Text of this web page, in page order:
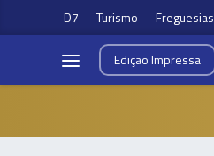
D7 Turismo Freguesias
EdiçãoImpressa